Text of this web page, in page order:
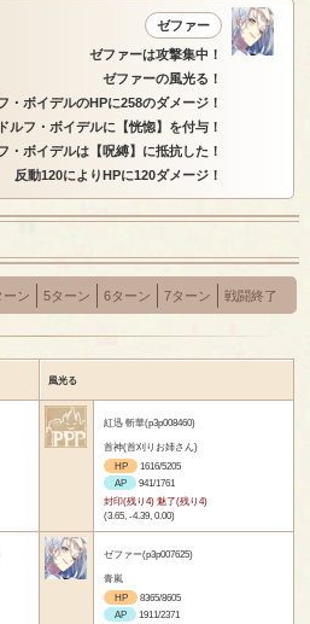
ゼファー
ゼファーは攻撃集中！
ゼファーの風光る！
・ボイデルのHPに258のダメージ！
ルフ・ボイデルに【恍惚】を付与！
・ボイデルは【呪縛】に抵抗した！
反動120によりHPに120ダメージ！
ーン 5ターン 6ターン 7ターン 戦闘終了
風光る
紅迅 斬華(p3p008460)
首神(首刈りお姉さん)
HP
1616/5205
AP
941/1761
封印(残り4) 魅了(残り4)
(3.65, -4.39, 0.00)
ゼファー(p3p007625)
青嵐
HP
8365/8605
AP
1911/2371